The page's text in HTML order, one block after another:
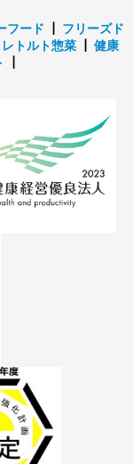
フード
フリーズド
レトルト惣菜
健康